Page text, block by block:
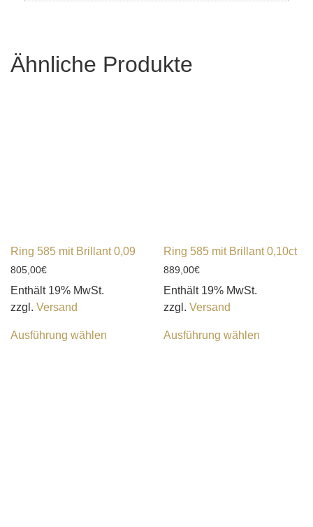
Ähnliche Produkte
Ring 585 mit Brillant 0,09
805,00€
Enthält 19% MwSt.
zzgl. Versand
Ausführung wählen
Ring 585 mit Brillant 0,10ct
889,00€
Enthält 19% MwSt.
zzgl. Versand
Ausführung wählen